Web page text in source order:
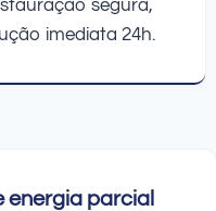
segura,
imediata 24h.
energia parcial